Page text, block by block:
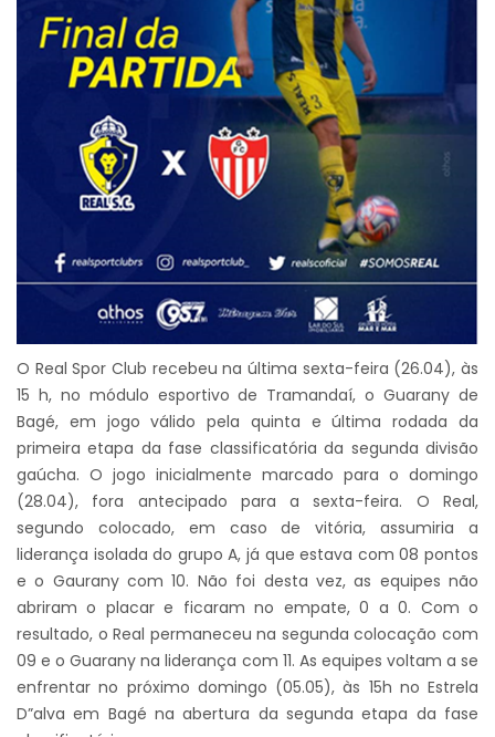
O Real Spor Club recebeu na última sexta-feira (26.04), às
15 h, no módulo esportivo de Tramandaí, o Guarany de
Bagé, em jogo válido pela quinta e última rodada da
primeira etapa da fase classificatória da segunda divisão
gaúcha. O jogo inicialmente marcado para o domingo
(28.04), fora antecipado para a sexta-feira. O Real,
segundo colocado, em caso de vitória, assumiria a
liderança isolada do grupo A, já que estava com 08 pontos
e o Gaurany com 10. Não foi desta vez, as equipes não
abriram o placar e ficaram no empate, 0 a 0. Com o
resultado, o Real permaneceu na segunda colocação com
09 e o Guarany na liderança com 11. As equipes voltam a se
enfrentar no próximo domingo (05.05), às 15h no Estrela
D”alva em Bagé na abertura da segunda etapa da fase